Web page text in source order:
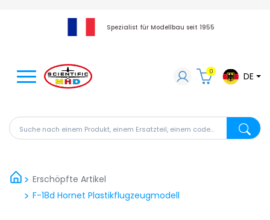
Spezialist für Modellbau seit 1955
Suche nach einem Produkt, einem Ersatzteil, einem
Suche
0 DE
Erschöpfte Artikel
F-18d Hornet Plastikflugzeugmodell